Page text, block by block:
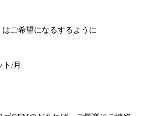
ご希望になるするように
ト/月